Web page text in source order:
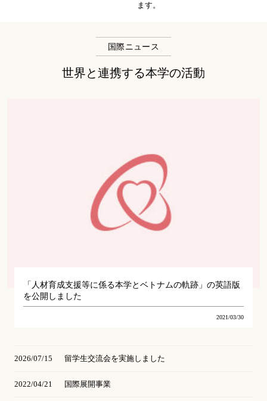
ます。
国際ニュース
世界と連携する本学の活動
「人材育成支援等に係る本学とベトナムの軌跡」の英語版
を公開しました
2021/03/30
2026/07/15 留学生交流会を実施しました
2022/04/21 国際展開事業